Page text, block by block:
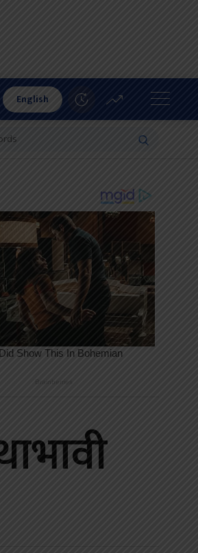
English